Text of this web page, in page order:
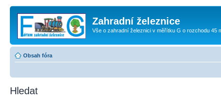
Zahradní železnice
Vše o zahradní železnici v měřítku G o rozchodu 45
Obsah fóra
Hledat